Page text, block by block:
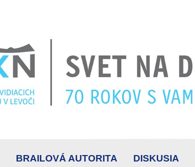
BRAILOVÁ AUTORITA DISKUSIA